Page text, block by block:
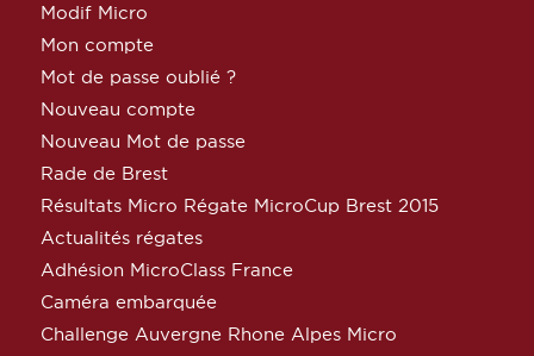
Modif Micro
Mon compte
Mot de passe oublié ?
Nouveau compte
Nouveau Mot de passe
Rade de Brest
Résultats Micro Régate MicroCup Brest 2015
Actualités régates
Adhésion MicroClass France
Caméra embarquée
Challenge Auvergne Rhone Alpes Micro